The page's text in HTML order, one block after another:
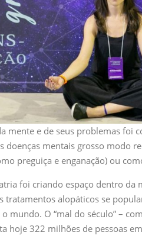
mente e de seus problemas foi
doenças mentais grosso modo
preguiça e enganação) ou
foi criando espaço dentro
tratamentos alopáticos se
mundo. O “mal do século” –
hoje 322 milhões de pessoas